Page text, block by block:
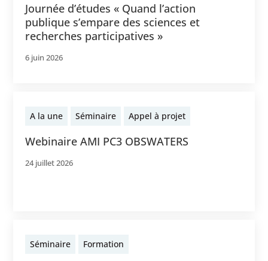
Journée d’études « Quand l’action
publique s’empare des sciences et
recherches participatives »
6 juin 2026
A la une Séminaire Appel à projet
Webinaire AMI PC3 OBSWATERS
24 juillet 2026
Séminaire Formation